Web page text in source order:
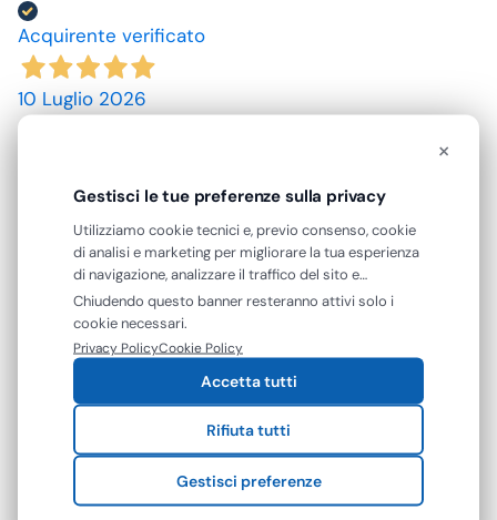
Acquirente verificato
10 Luglio 2026
spedizione rapida, prodotti come da descrizione,
Acquirente verificato
09 Luglio 2026
ottimo prodotto.
Acquirente verificato
25 Giugno 2026
Mi aspettavo degli asciugamani più grandi e più
assorbenti. Però non male se si potesse avere le
caratteristiche sopra descritte sarebbe top
×
Gestisci le tue preferenze sulla privacy
Utilizziamo cookie tecnici e, previo consenso, cookie
di analisi e marketing per migliorare la tua esperienza
di navigazione, analizzare il traffico del sito e
mostrarti contenuti e pubblicità personalizzati. Puoi
accettare tutti i cookie oppure gestire le tue
preferenze. Puoi modificare o revocare il consenso in
qualsiasi momento.
Chiudendo questo banner resteranno attivi solo i
cookie necessari.
Privacy PolicyCookie Policy
Accetta tutti
Rifiuta tutti
Gestisci preferenze